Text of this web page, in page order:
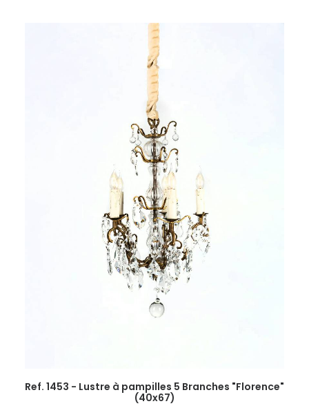
Ref. 1453 - Lustre à pampilles 5 Branches "Florence"
(40x67)